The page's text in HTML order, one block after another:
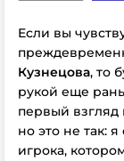
Если вы
Кузнецова, то
рукой еще
первый взгляд
но это не так:
игрока,